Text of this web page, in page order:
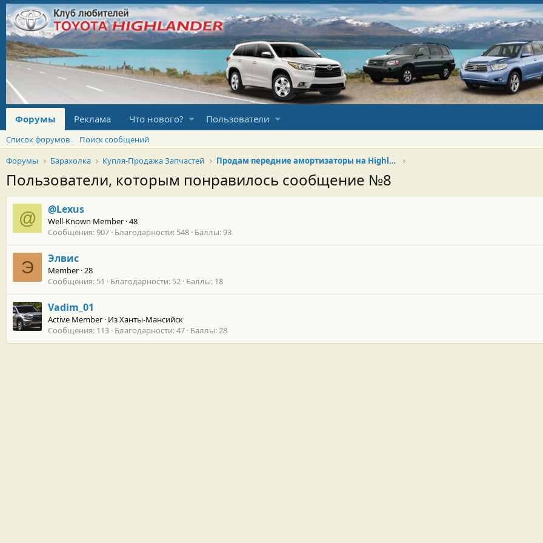
Форумы Реклама Что нового? Пользователи
Список форумов
Поиск сообщений
Форумы
Барахолка Купля-Продажа Запчастей Продам передние амортизаторы на Highlander U50
Пользователи, которым понравилось сообщение №8
@ @Lexus
Well-Known Member ·48
Сообщения 907 Благодарности 548 Баллы 93
Э Элвис
Member ·28
Сообщения 51 Благодарности 52 Баллы 18
Vadim_01
Active Member · ИзХанты-Мансийск
Сообщения 113 Благодарности 47 Баллы 28